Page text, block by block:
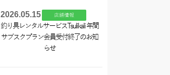
2026.05.15 店舗情報
釣り具レンタルサービスTsulikali 年間
サブスクプラン会員受付終了のお知
らせ